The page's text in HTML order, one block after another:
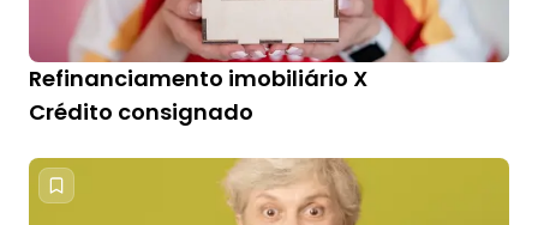
Refinanciamento imobiliário X
Crédito consignado